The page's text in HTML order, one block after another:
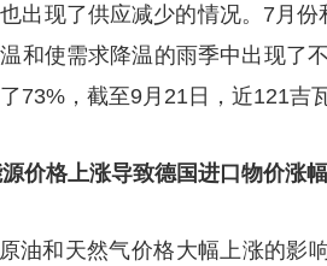
出现了供应减少的情况。7月
和使需求降温的雨季中出现了
73%，截至9月21日，近121吉
价格上涨导致德国进口物价涨
和天然气价格大幅上涨的影